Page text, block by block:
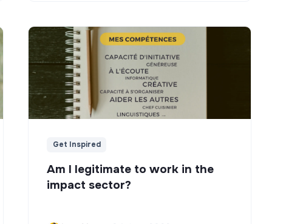
Get Inspired
Am I legitimate to work in the
impact sector?